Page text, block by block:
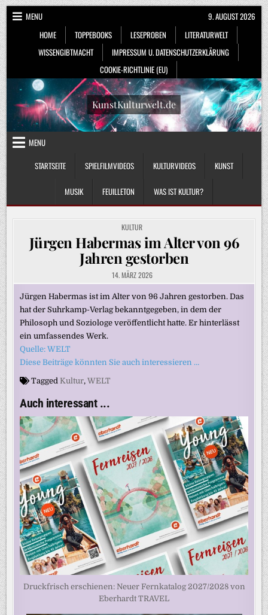
Skip
to
content
MENU
HOME
TOPPEBOOKS LESEPROBEN
LITERATURWELT
WISSENGIBTMACHT
IMPRESSUM U. DATENSCHUTZERKLÄRUNG
COOKIE-RICHTLINIE (EU)
9. AUGUST 2026
KunstKulturwelt.de
MENU
STARTSEITE
SPIELFILMVIDEOS KULTURVIDEOS KUNST
MUSIK FEUILLETON WAS IST KULTUR?
POSTED
IN
KULTUR
Jürgen Habermas im Alter von 96
Jahren gestorben
14. MÄRZ 2026
Jürgen Habermas ist im Alter von 96 Jahren gestorben. Das
hat der Suhrkamp-Verlag bekanntgegeben, in dem der
Philosoph und Soziologe veröffentlicht hatte. Er hinterlässt
ein umfassendes Werk.
Quelle: WELT
Diese Beiträge könnten Sie auch interessieren …
Tagged Kultur,WELT
Auch interessant ...
Druckfrisch erschienen: Neuer Fernkatalog 2027/2028 von
Eberhardt TRAVEL